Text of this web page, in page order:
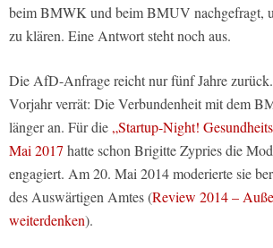
beim BMWK und beim BMUV nachgefragt,
zu klären. Eine Antwort steht noch aus.
Die AfD-Anfrage reicht nur fünf Jahre
Vorjahr verrät: Die Verbundenheit mit dem
länger an. Für die „Startup-Night!
Mai 2017 hatte schon Brigitte Zypries die
engagiert. Am 20. Mai 2014 moderierte sie
des Auswärtigen Amtes (Review 2014 –
weiterdenken).